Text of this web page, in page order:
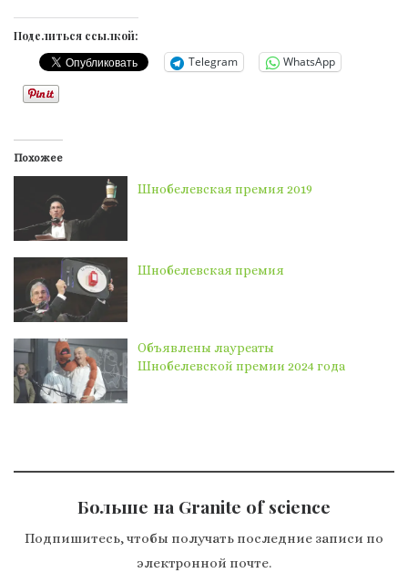
Поделиться ссылкой:
Telegram WhatsApp
Похожее
Шнобелевская премия 2019
Шнобелевская премия
Объявлены лауреаты
Шнобелевской премии 2024 года
Больше на Granite of science
Подпишитесь, чтобы получать последние записи по
электронной почте.